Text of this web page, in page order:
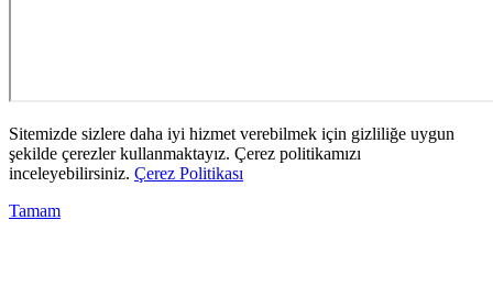
Sitemizde sizlere daha iyi hizmet verebilmek için gizliliğe uygun
şekilde çerezler kullanmaktayız. Çerez politikamızı
inceleyebilirsiniz. Çerez Politikası
Tamam